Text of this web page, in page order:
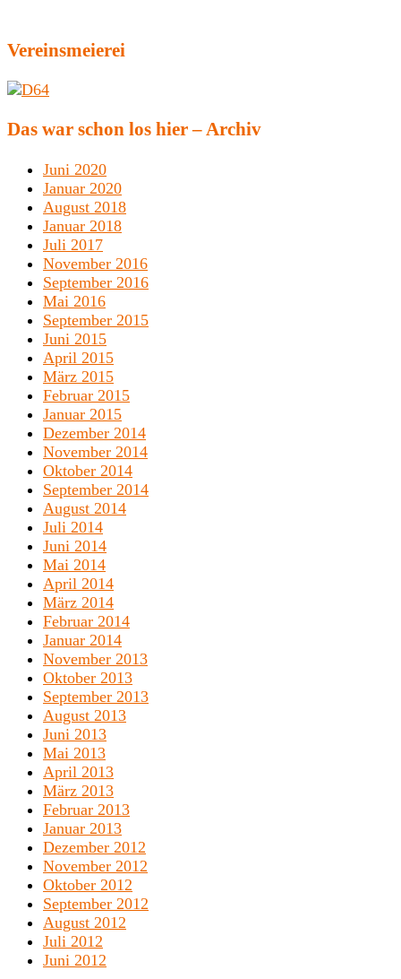
Vereinsmeierei
Das war schon los hier – Archiv
Juni 2020
Januar 2020
August 2018
Januar 2018
Juli 2017
November 2016
September 2016
Mai 2016
September 2015
Juni 2015
April 2015
März 2015
Februar 2015
Januar 2015
Dezember 2014
November 2014
Oktober 2014
September 2014
August 2014
Juli 2014
Juni 2014
Mai 2014
April 2014
März 2014
Februar 2014
Januar 2014
November 2013
Oktober 2013
September 2013
August 2013
Juni 2013
Mai 2013
April 2013
März 2013
Februar 2013
Januar 2013
Dezember 2012
November 2012
Oktober 2012
September 2012
August 2012
Juli 2012
Juni 2012